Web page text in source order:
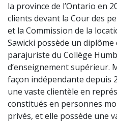
la province de l’Ontario en
clients devant la Cour des
et la Commission de la
Sawicki possède un
parajuriste du Collège
d’enseignement supérieur.
façon indépendante depuis
une vaste clientèle en
constitués en personnes
privés, et elle possède une